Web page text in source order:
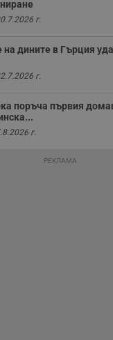
г.
на дините в Гърция
г.
поръча първия
г.
РЕКЛАМА